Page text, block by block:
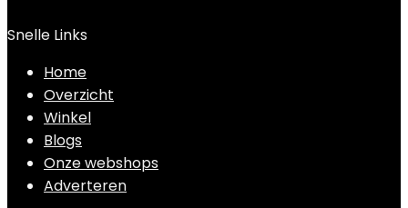
Snelle Links
Home
Overzicht
Winkel
Blogs
Onze webshops
Adverteren